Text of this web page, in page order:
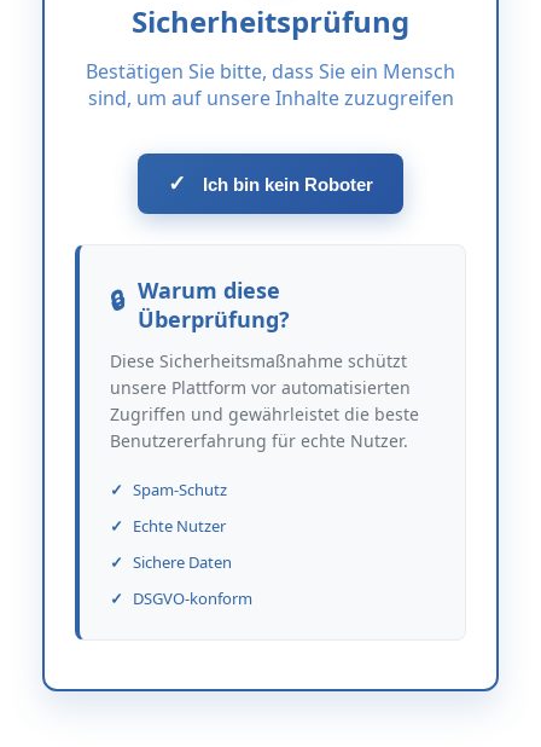
Sicherheitsprüfung
Bestätigen Sie bitte, dass Sie ein Mensch
sind, um auf unsere Inhalte zuzugreifen
✓ Ich bin kein Roboter
Warum diese
Überprüfung?
Diese Sicherheitsmaßnahme schützt
unsere Plattform vor automatisierten
Zugriffen und gewährleistet die beste
Benutzererfahrung für echte Nutzer.
Spam-Schutz
Echte Nutzer
Sichere Daten
DSGVO-konform